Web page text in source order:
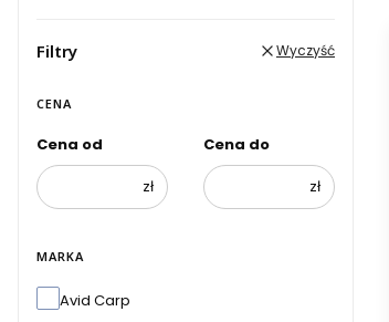
Filtry Wyczyść
CENA
Cena od
zł
Cena do
zł
MARKA
Marka
Avid Carp